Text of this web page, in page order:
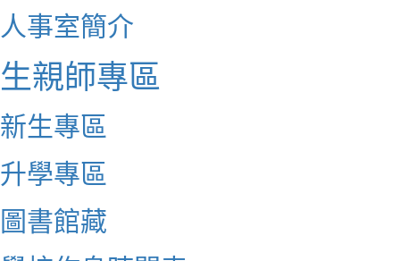
人事室簡介
生親師專區
新生專區
升學專區
圖書館藏